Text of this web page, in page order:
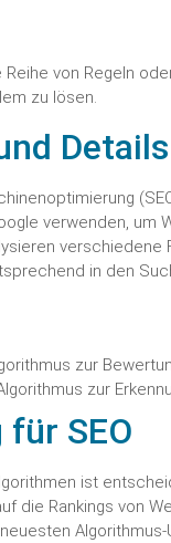
Reihe von Regeln
zu lösen.
Details
verwenden, um
verschiedene
in den
zur
zur
SEO
ist
die Rankings von